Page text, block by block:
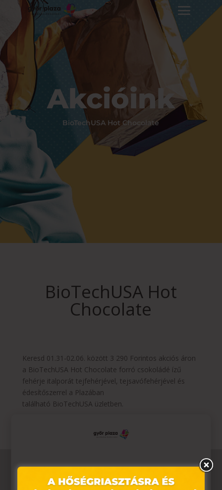
Akcióink
BioTechUSA Hot Chocolate
BioTechUSA Hot
Chocolate
Keresd 01.31-02.06. között 3 290 Forintos akciós áron
a BioTechUSA Hot Chocolate forró csokoládé ízű
fehérje italporát tejfehérjével, tejsavófehérjével és
édesítőszerrel a Plazában
található BioTechUSA üzletben.